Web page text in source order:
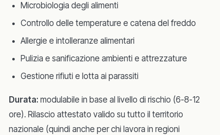
Microbiologia degli alimenti
Controllo delle temperature e catena del freddo
Allergie e intolleranze alimentari
Pulizia e sanificazione ambienti e attrezzature
Gestione rifiuti e lotta ai parassiti
Durata:modulabile in base al livello di rischio (6-8-12
ore). Rilascio attestato valido su tutto il territorio
nazionale (quindi anche per chi lavora in regioni